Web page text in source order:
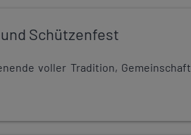
Schützenfest
voller Tradition, Gemeinschaft